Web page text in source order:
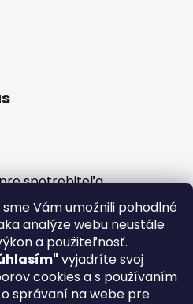
Vám umožnili pohodlné
analýze webu neustále
a použiteľnosť.
vyjadríte svoj
cookies a s používaním
správaní na webe pre
spotrebiteľa
od zmluvy